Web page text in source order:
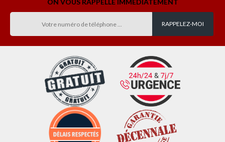
ON VOUS RAPPELLE IMMEDIATEMENT